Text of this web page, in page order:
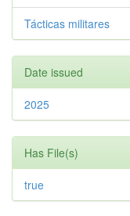
Tácticas militares
Date issued
2025
Has File(s)
true